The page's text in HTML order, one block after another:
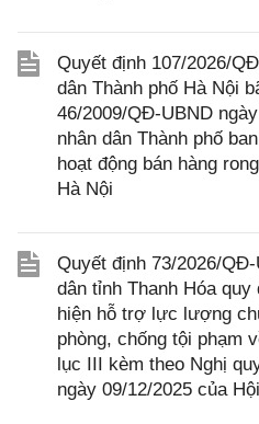
Quyết định 107/2026/
dân Thành phố Hà Nội
46/2009/QĐ-UBND
nhân dân Thành phố
hoạt động bán hàng
Hà Nội
Quyết định 73/2026/
dân tỉnh Thanh Hóa
hiện hỗ trợ lực lượng
phòng, chống tội phạm
lục III kèm theo Nghị
ngày 09/12/2025 của